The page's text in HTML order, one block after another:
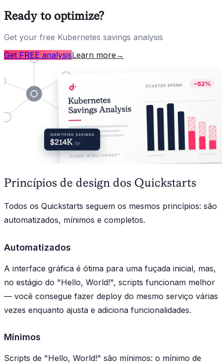
Ready to optimize?
Get your free Kubernetes savings analysis
Get FREE analysisLearn more →
Princípios de design dos Quickstarts
Todos os Quickstarts seguem os mesmos princípios: são
automatizados, mínimos e completos.
Automatizados
A interface gráfica é ótima para uma fuçada inicial, mas,
no estágio do "Hello, World!", scripts funcionam melhor
— você consegue fazer deploy do mesmo serviço várias
vezes enquanto ajusta e adiciona funcionalidades.
Mínimos
Scripts de "Hello, World!" são mínimos: o mínimo de